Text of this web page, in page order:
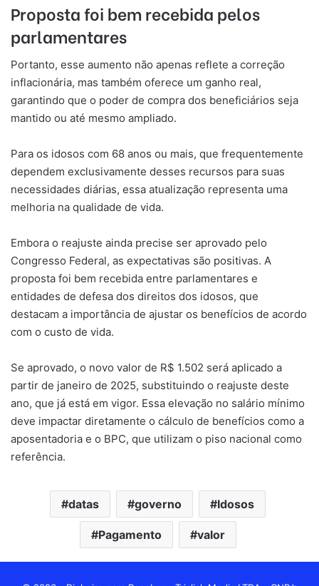
Proposta foi bem recebida pelos
parlamentares
Portanto, esse aumento não apenas reflete a correção
inflacionária, mas também oferece um ganho real,
garantindo que o poder de compra dos beneficiários seja
mantido ou até mesmo ampliado.
Para os idosos com 68 anos ou mais, que frequentemente
dependem exclusivamente desses recursos para suas
necessidades diárias, essa atualização representa uma
melhoria na qualidade de vida.
Embora o reajuste ainda precise ser aprovado pelo
Congresso Federal, as expectativas são positivas. A
proposta foi bem recebida entre parlamentares e
entidades de defesa dos direitos dos idosos, que
destacam a importância de ajustar os benefícios de acordo
com o custo de vida.
Se aprovado, o novo valor de R$ 1.502 será aplicado a
partir de janeiro de 2025, substituindo o reajuste deste
ano, que já está em vigor. Essa elevação no salário mínimo
deve impactar diretamente o cálculo de benefícios como a
aposentadoria e o BPC, que utilizam o piso nacional como
referência.
datas governo Idosos
Pagamento valor